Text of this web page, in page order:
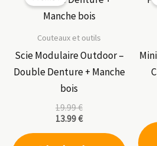
Couteaux et outils
Scie Modulaire Outdoor –
Double Denture + Manche
bois
19.99€
13.99€